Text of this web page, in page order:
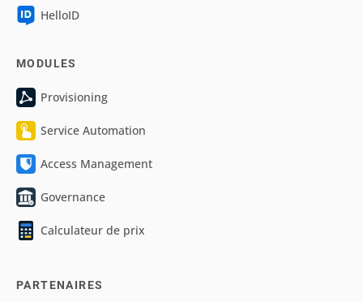
HelloID
MODULES
Provisioning
Service Automation
Access Management
Governance
Calculateur de prix
PARTENAIRES